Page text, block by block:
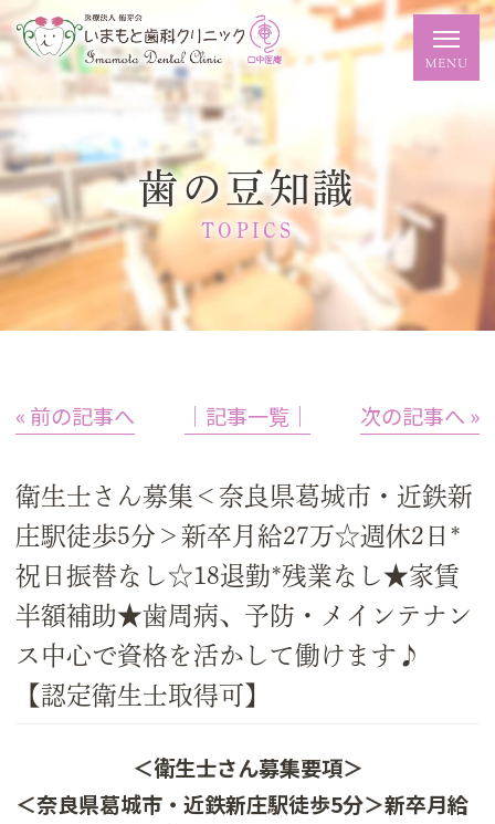
歯の豆知識
TOPICS
« 前の記事へ │記事一覧│ 次の記事へ »
衛生士さん募集＜奈良県葛城市・近鉄新
庄駅徒歩5分＞新卒月給27万☆週休2日*
祝日振替なし☆18退勤*残業なし★家賃
半額補助★歯周病、予防・メインテナン
ス中心で資格を活かして働けます♪
【認定衛生士取得可】
＜衛生士さん募集要項＞
＜奈良県葛城市・近鉄新庄駅徒歩5分＞新卒月給